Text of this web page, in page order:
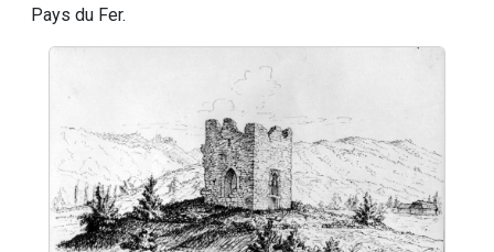
Pays du Fer.